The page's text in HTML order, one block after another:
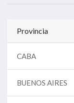
Provincia
CABA
BUENOS AIRES